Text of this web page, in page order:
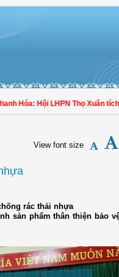
Hội LHPN Thọ Xuân tích
View font size
rác thải nhựa
sản phẩm thân thiện bảo